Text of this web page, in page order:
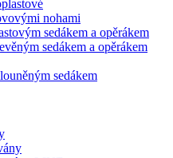
nohami
sedákem a opěrákem
sedákem a opěrákem
sedákem